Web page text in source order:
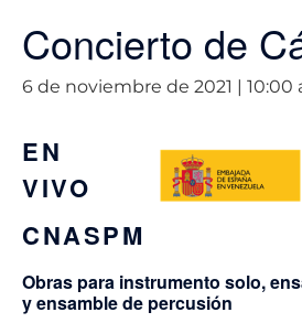
Concierto de
6 de noviembre de 2021 | 10:00
EN
VIVO
CNASPM
Obras para instrumento solo,
y ensamble de percusión